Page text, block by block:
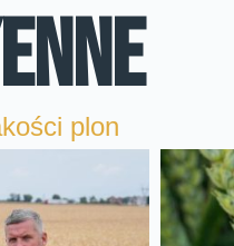
plon